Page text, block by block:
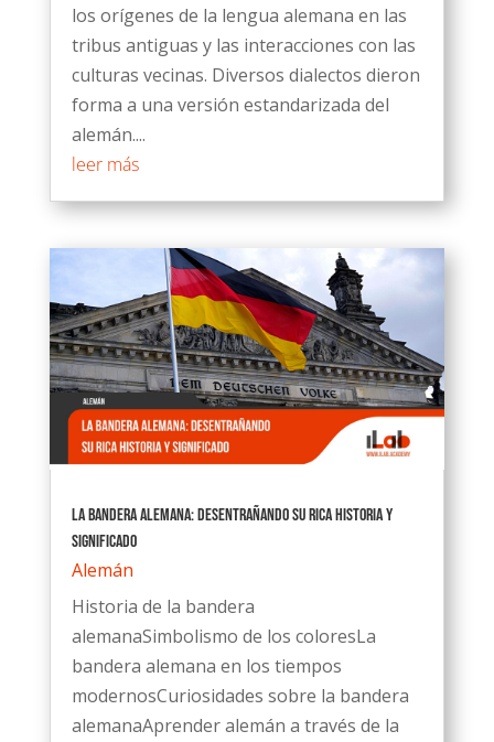
los orígenes de la lengua alemana en las
tribus antiguas y las interacciones con las
culturas vecinas. Diversos dialectos dieron
forma a una versión estandarizada del
alemán....
leer más
La bandera alemana: Desentrañando su rica historia y
significado
Alemán
Historia de la bandera
alemanaSimbolismo de los coloresLa
bandera alemana en los tiempos
modernosCuriosidades sobre la bandera
alemanaAprender alemán a través de la